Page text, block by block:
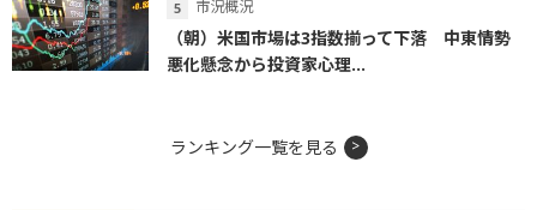
市況概況
（朝）米国市場は3指数揃って下落 中東情勢
悪化懸念から投資家心理...
ランキング一覧を見る